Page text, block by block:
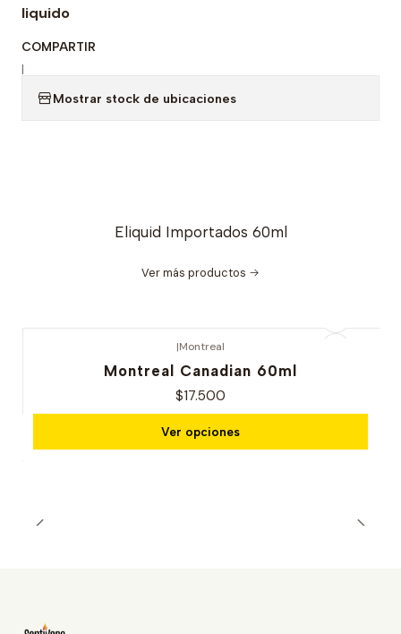
liquido
COMPARTIR
|
Mostrar stock de ubicaciones
Eliquid Importados 60ml
Ver más productos
|Montreal
Montreal Canadian 60ml
$17.500
Ver opciones